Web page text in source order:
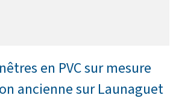
en PVC sur mesure
ancienne sur Launaguet